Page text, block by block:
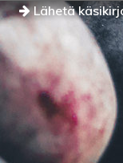
Lähetä